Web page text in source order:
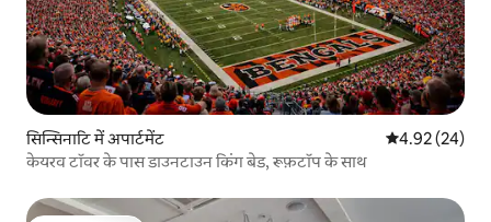
सिन्सिनाटि में अपार्टमेंट औसत रेटिंग 5 में
4.92 (24)
केयरव टॉवर के पास डाउनटाउन किंग बेड, रूफ़टॉप के साथ